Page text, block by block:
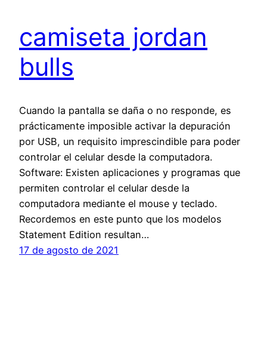
camiseta jordan
bulls
Cuando la pantalla se daña o no responde, es
prácticamente imposible activar la depuración
por USB, un requisito imprescindible para poder
controlar el celular desde la computadora.
Software: Existen aplicaciones y programas que
permiten controlar el celular desde la
computadora mediante el mouse y teclado.
Recordemos en este punto que los modelos
Statement Edition resultan…
17 de agosto de 2021